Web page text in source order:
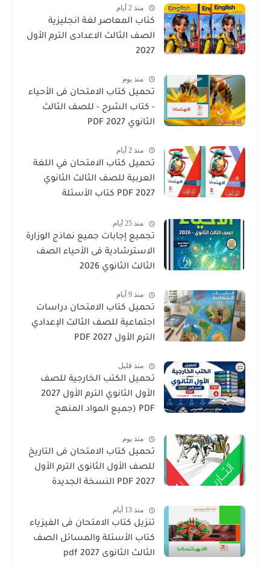
منذ 2 أيام
كتاب المعاصر لغة انجليزية
الصف الثالث الاعدادى الترم الأول
2027
منذ يوم
تحميل كتاب الامتحان فى الأحياء
- كتاب الشرح - للصف الثالث
الثانوي 2027 PDF
منذ 2 أيام
تحميل كتاب الامتحان في اللغة
العربية للصف الثالث الثانوي
2027 PDF كتاب الأسئلة
منذ 25 أيام
تجميع إجابات جميع نماذج الوزارة
الاسترشادية فى الأحياء الصف
الثالث الثانوي 2026
منذ 9 أيام
تحميل كتاب الامتحان دراسات
اجتماعية للصف الثالث الإعدادي
الترم الأول 2027 PDF
منذ قليل
تحميل الكتب الخارجية للصف
الأول الثانوي الترم الأول 2027
PDF (جميع المواد المنهج
منذ يوم
تحميل كتاب الامتحان فى التاريخ
للصف الأول الثانوى الترم الأول
2027 PDF النسخة الجديدة
منذ 13 أيام
تنزيل كتاب الامتحان فى الفيزياء
كتاب الأسئلة والمسائل الصف
الثالث الثانوى 2027 pdf